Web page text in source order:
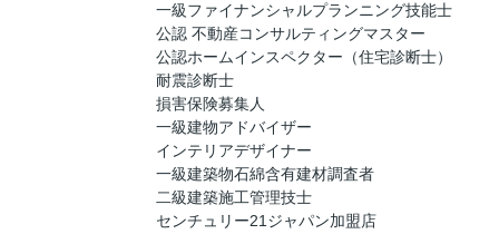
一級ファイナンシャルプランニング技能士
公認 不動産コンサルティングマスター
公認ホームインスペクター（住宅診断士）
耐震診断士
損害保険募集人
一級建物アドバイザー
インテリアデザイナー
一級建築物石綿含有建材調査者
二級建築施工管理技士
センチュリー21ジャパン加盟店